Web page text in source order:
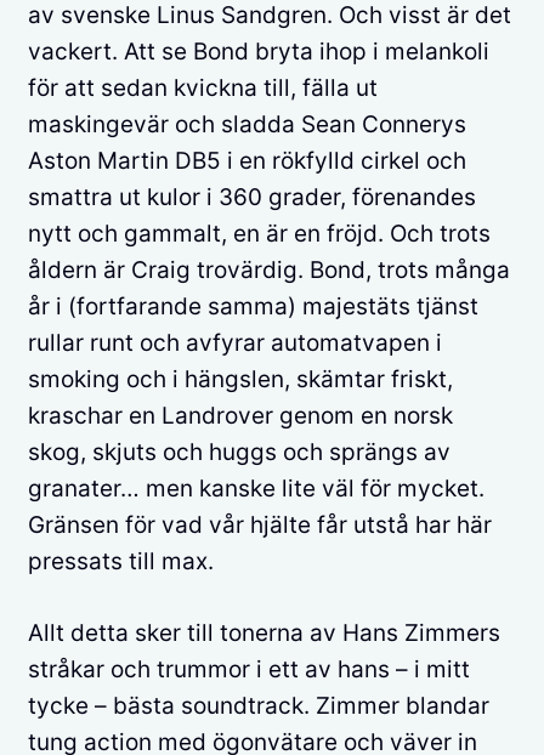
av svenske Linus Sandgren. Och visst är det
vackert. Att se Bond bryta ihop i melankoli
för att sedan kvickna till, fälla ut
maskingevär och sladda Sean Connerys
Aston Martin DB5 i en rökfylld cirkel och
smattra ut kulor i 360 grader, förenandes
nytt och gammalt, en är en fröjd. Och trots
åldern är Craig trovärdig. Bond, trots många
år i (fortfarande samma) majestäts tjänst
rullar runt och avfyrar automatvapen i
smoking och i hängslen, skämtar friskt,
kraschar en Landrover genom en norsk
skog, skjuts och huggs och sprängs av
granater… men kanske lite väl för mycket.
Gränsen för vad vår hjälte får utstå har här
pressats till max.
Allt detta sker till tonerna av Hans Zimmers
stråkar och trummor i ett av hans – i mitt
tycke – bästa soundtrack. Zimmer blandar
tung action med ögonvätare och väver in